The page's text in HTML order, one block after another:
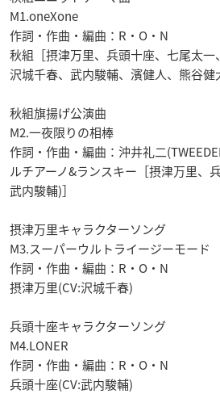
M1.oneXone
作詞・作曲・編曲：R・O・N
秋組［摂津万里、兵頭十座、七尾太一
沢城千春、武内駿輔、濱健人、熊谷健
秋組旗揚げ公演曲
M2.一夜限りの相棒
作詞・作曲・編曲：沖井礼二
ルチアーノ&ランスキー［摂津万里、
武内駿輔)］
摂津万里キャラクターソング
M3.スーパーウルトライージーモード
作詞・作曲・編曲：R・O・N
摂津万里(CV:沢城千春)
兵頭十座キャラクターソング
M4.LONER
作詞・作曲・編曲：R・O・N
兵頭十座(CV:武内駿輔)